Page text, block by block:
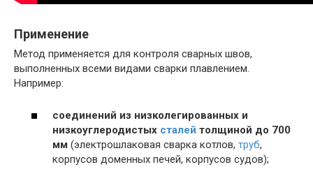
Применение
Метод применяется для контроля сварных швов,
выполненных всеми видами сварки плавлением.
Например:
соединений из низколегированных и
низкоуглеродистых сталей толщиной до 700
мм (электрошлаковая сварка котлов, труб,
корпусов доменных печей, корпусов судов);